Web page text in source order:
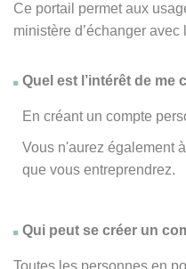
Ce portail permet aux
ministère d’échanger avec
Quel est l’intérêt de me
En créant un compte
Vous n'aurez également
que vous entreprendrez.
Qui peut se créer un
Toutes les personnes en